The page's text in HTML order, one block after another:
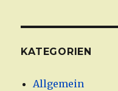
KATEGORIEN
Allgemein